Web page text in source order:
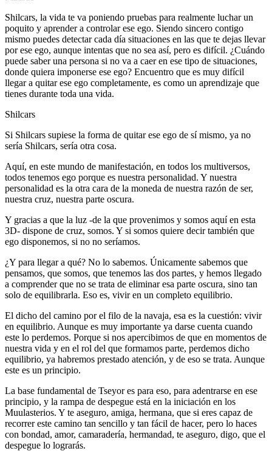
Shilcars, la vida te va poniendo pruebas para realmente luchar un
poquito y aprender a controlar ese ego. Siendo sincero contigo
mismo puedes detectar cada día situaciones en las que te dejas llevar
por ese ego, aunque intentas que no sea así, pero es difícil. ¿Cuándo
puede saber una persona si no va a caer en ese tipo de situaciones,
donde quiera imponerse ese ego? Encuentro que es muy difícil
llegar a quitar ese ego completamente, es como un aprendizaje que
tienes durante toda una vida.
Shilcars
Si Shilcars supiese la forma de quitar ese ego de sí mismo, ya no
sería Shilcars, sería otra cosa.
Aquí, en este mundo de manifestación, en todos los multiversos,
todos tenemos ego porque es nuestra personalidad. Y nuestra
personalidad es la otra cara de la moneda de nuestra razón de ser,
nuestra cruz, nuestra parte oscura.
Y gracias a que la luz -de la que provenimos y somos aquí en esta
3D- dispone de cruz, somos. Y si somos quiere decir también que
ego disponemos, si no no seríamos.
¿Y para llegar a qué? No lo sabemos. Únicamente sabemos que
pensamos, que somos, que tenemos las dos partes, y hemos llegado
a comprender que no se trata de eliminar esa parte oscura, sino tan
solo de equilibrarla. Eso es, vivir en un completo equilibrio.
El dicho del camino por el filo de la navaja, esa es la cuestión: vivir
en equilibrio. Aunque es muy importante ya darse cuenta cuando
este lo perdemos. Porque si nos apercibimos de que en momentos de
nuestra vida y en el rol del que formamos parte, perdemos dicho
equilibrio, ya habremos prestado atención, y de eso se trata. Aunque
este es un principio.
La base fundamental de Tseyor es para eso, para adentrarse en ese
principio, y la rampa de despegue está en la iniciación en los
Muulasterios. Y te aseguro, amiga, hermana, que si eres capaz de
recorrer este camino tan sencillo y tan fácil de hacer, pero lo haces
con bondad, amor, camaradería, hermandad, te aseguro, digo, que el
despegue lo lograrás.